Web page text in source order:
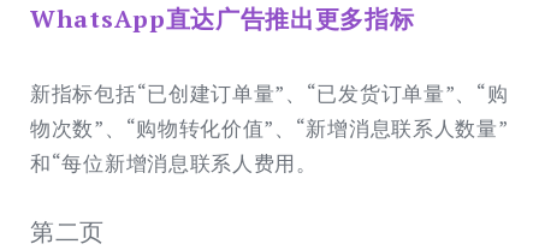
WhatsApp直达广告推出更多指标
新指标包括“已创建订单量”、“已发货订单量”、“购
物次数”、“购物转化价值”、“新增消息联系人数量”
和“每位新增消息联系人费用。
第二页